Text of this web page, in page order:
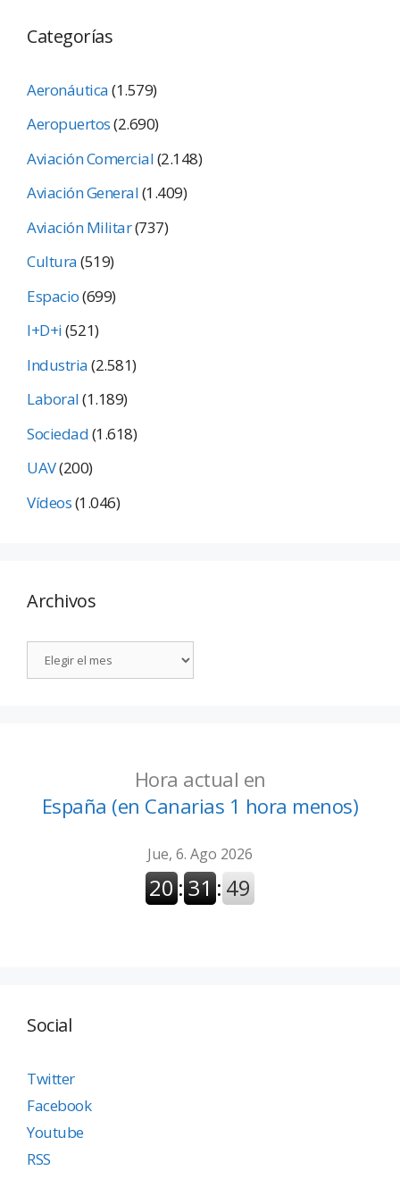
Categorías
Aeronáutica(1.579)
Aeropuertos(2.690)
Aviación Comercial(2.148)
Aviación General(1.409)
Aviación Militar(737)
Cultura(519)
Espacio(699)
I+D+i(521)
Industria(2.581)
Laboral(1.189)
Sociedad(1.618)
UAV(200)
Vídeos(1.046)
Archivos
Hora actual en
España (en Canarias 1 hora menos)
Social
Twitter
Facebook
Youtube
RSS